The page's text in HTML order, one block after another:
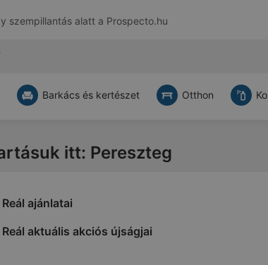
szempillantás alatt a Prospecto.hu
Barkács és kertészet Otthon
itt: Pereszteg
ajánlatai
aktuális akciós újságjai